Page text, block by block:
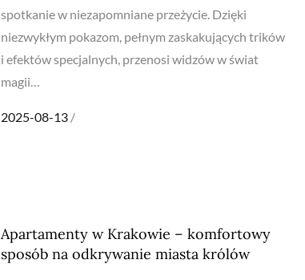
spotkanie w niezapomniane przeżycie. Dzięki
niezwykłym pokazom, pełnym zaskakujących trików
i efektów specjalnych, przenosi widzów w świat
magii…
Posted
2025-08-13
Apartamenty w Krakowie – komfortowy
sposób na odkrywanie miasta królów